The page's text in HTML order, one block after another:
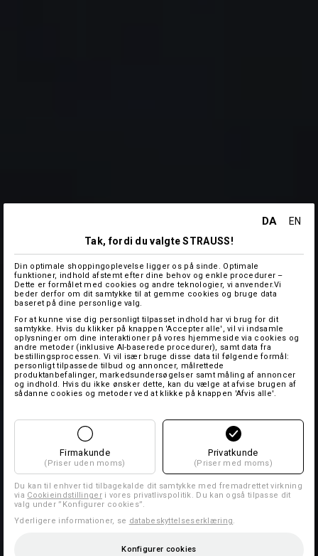
DA
EN
Tak, fordi du valgte STRAUSS!
Din optimale shoppingoplevelse ligger os på sinde. Optimale
funktioner, indhold afstemt efter dine behov og enkle procedurer –
Dette er formålet med cookies og andre teknologier, vi anvender.Vi
beder derfor om dit samtykke til at gemme cookies og bruge data
baseret på dine personlige valg.
For at kunne vise dig personligt tilpasset indhold har vi brug for dit
samtykke. Hvis du klikker på knappen 'Accepter alle', vil vi indsamle
oplysninger om dine interaktioner på vores hjemmeside via cookies og
andre metoder (inklusive AI-baserede procedurer), samt data fra
bestillingsprocessen. Vi vil især bruge disse data til følgende formål:
personligt tilpassede tilbud og annoncer, målrettede
produktanbefalinger, markedsundersøgelser samt måling af annoncer
og indhold. Hvis du ikke ønsker dette, kan du vælge at afvise brugen af
sådanne cookies og metoder ved at klikke på knappen 'Afvis alle'.
Firmakunde
(Priser uden moms)
Privatkunde
(Priser med moms)
Du kan til enhver tid tilbagekalde dit samtykke med fremadrettet virkning
via Cookieindstillingeri vores privatlivspolitik. Du kan også tilpasse dit
valg under ”Konfigurer cookies”.
Yderligere informationer, se databeskyttelseserklæring
Konfigurer cookies